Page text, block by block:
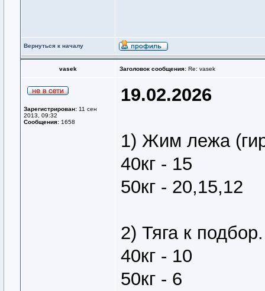
Вернуться к началу
vasek Заголовок сообщения: Re: vasek
Зарегистрирован: 11 сен
2013, 09:32
Сообщения: 1658
19.02.2026
1) Жим лежа
40кг - 15
50кг - 20,15,12
2) Тяга к подбор.
40кг - 10
50кг - 6